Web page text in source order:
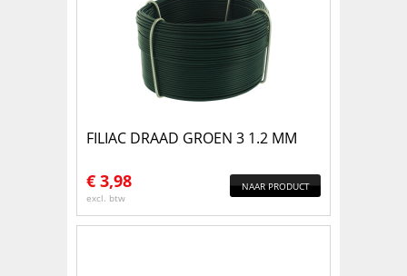
FILIAC DRAAD GROEN 3 1.2 MM
€ 3,98
excl. btw
NAAR PRODUCT